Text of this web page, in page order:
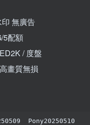
印 無廣告
5配額
/ 度盤
畫質無損
Pony20250510